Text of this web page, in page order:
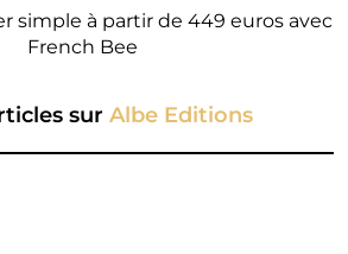
simple à partir de 449 euros avec
French Bee
sur Albe Editions